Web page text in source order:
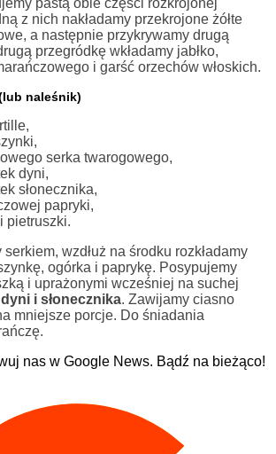
pastą obie części rozkrojonej
z nich nakładamy przekrojone żółte
a następnie przykrywamy drugą
przegródkę wkładamy jabłko,
i garść orzechów włoskich.
naleśnik)
serka twarogowego,
dyni,
słonecznika,
papryki,
pietruszki.
wzdłuż na środku rozkładamy
ogórka i paprykę. Posypujemy
i uprażonymi wcześniej na suchej
i słonecznika. Zawijamy ciasno
mniejsze porcje. Do śniadania
nas w Google News. Bądź na bieżąco!